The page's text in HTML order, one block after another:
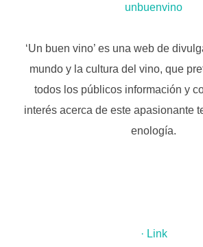
unbuenvino
‘Un buen vino’ es una web de
mundo y la cultura del vino, que
todos los públicos información y
interés acerca de este apasionante
enología.
· Link